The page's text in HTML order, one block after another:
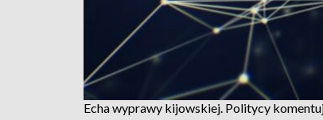
Echa wyprawy kijowskiej. Politycy